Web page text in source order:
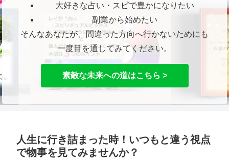
大好きな占い・スピで豊かになりたい
副業から始めたい
そんなあなたが、間違った方向へ行かないためにも
一度目を通してみてください。
素敵な未来への道はこちら >
人生に行き詰まった時！いつもと違う視点
で物事を見てみませんか？